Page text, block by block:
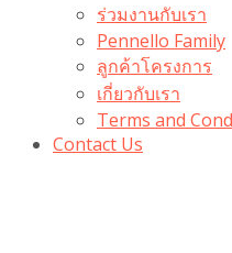
ร่วมงานกับเรา
Pennello Family
ลูกค้าโครงการ
เกี่ยวกับเรา
Terms and
Contact Us